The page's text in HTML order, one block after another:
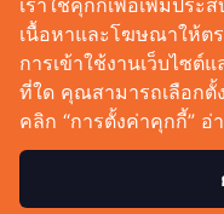
เราใช้คุกกี้เพื่อเพิ่มประ
เนื้อหาและโฆษณาให้ต
การเข้าใช้งานเว็บไซต์
ที่ใด คุณสามารถเลือกตั้
คลิก “การตั้งค่าคุกกี้” อ่